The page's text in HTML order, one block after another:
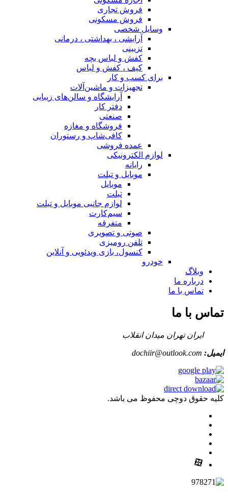
فروش تجاری
فروش مسکونی
وسایل شخصی
آرایشی ، بهداشتی ، درمانی
تزیینی
کفش و لباس بچه
کیف ، کفش و لباس
برای کسب و کار
تجهیزات و ماشین‌آلات
آرایشگاه و سالن‌های زیبایی
دفتر کار
صنعتی
فروشگاه و مغازه
کافی‌شاپ و رستوران
عمده فروشی
لوازم الکترونیکی
رایانه
موبایل و تبلت
موبایل
تبلت
لوازم جانبی موبایل و تبلت
سیم‌کارت
متفرقه
صوتی و تصویری
تلفن رومیزی
کنسول، بازی‌ ویدئویی و آنلاین
خودرو
وبلاگ
درباره ما
تماس با ما
تماس با ما
ایران تهران میدان انقلاب
ایمیل: dochiir@outlook.com
کلیه حقوق دوچی محفوظ می باشد.